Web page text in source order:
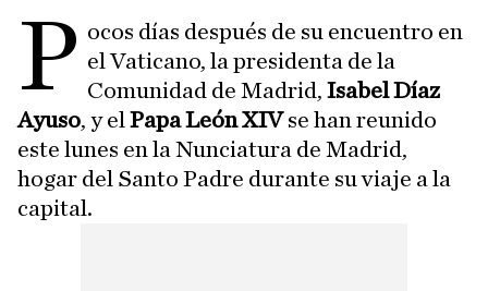
P ocos días después de su encuentro en
el Vaticano, la presidenta de la
Comunidad de Madrid,Isabel Díaz
Ayuso, y el Papa León XIVse han reunido
este lunes en la Nunciatura de Madrid,
hogar del Santo Padre durante su viaje a la
capital.